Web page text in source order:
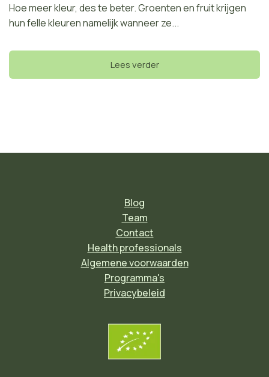
Hoe meer kleur, des te beter. Groenten en fruit krijgen
hun felle kleuren namelijk wanneer ze...
Lees verder
Blog
Team
Contact
Health professionals
Algemene voorwaarden
Programma's
Privacybeleid